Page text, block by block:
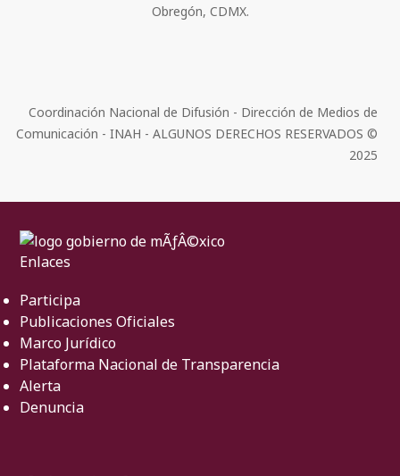
Obregón, CDMX.
Coordinación Nacional de Difusión - Dirección de Medios de
Comunicación - INAH - ALGUNOS DERECHOS RESERVADOS ©
2025
Enlaces
Participa
Publicaciones Oficiales
Marco Jurídico
Plataforma Nacional de Transparencia
Alerta
Denuncia